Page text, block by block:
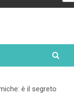
è il segreto